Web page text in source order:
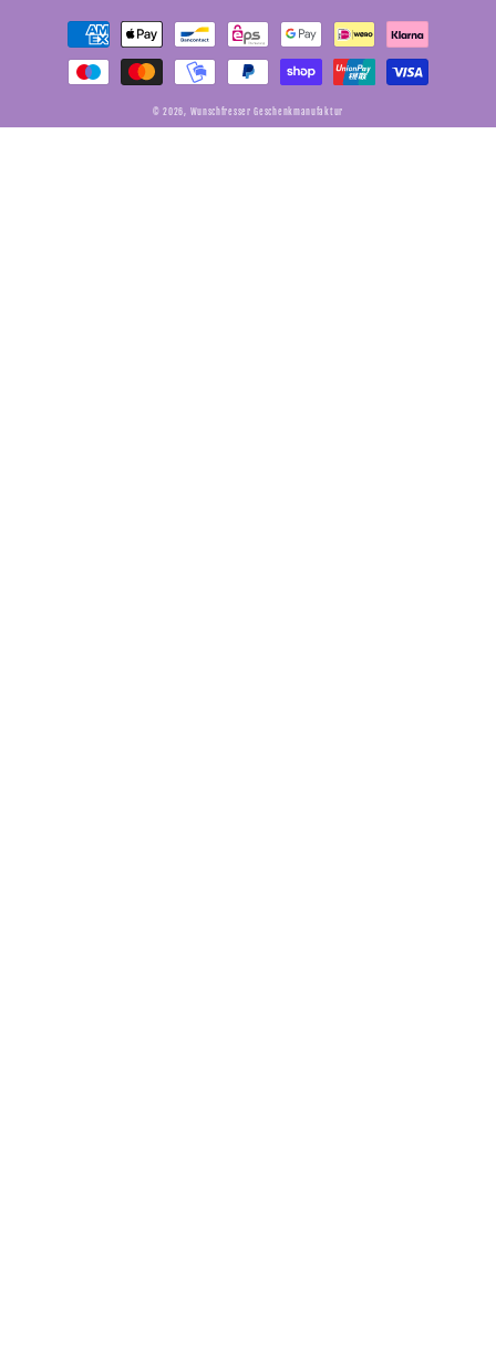
Zahlungsmethoden
© 2026, Wunschfresser Geschenkmanufaktur